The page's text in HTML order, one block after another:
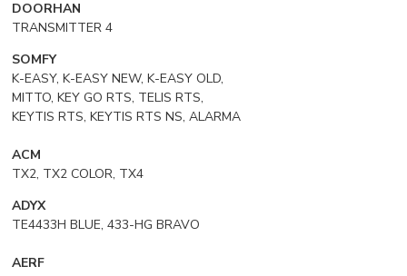
DOORHAN
TRANSMITTER 4
SOMFY
K-EASY, K-EASY NEW, K-EASY OLD,
MITTO, KEY GO RTS, TELIS RTS,
KEYTIS RTS, KEYTIS RTS NS, ALARMA
ACM
TX2, TX2 COLOR, TX4
ADYX
TE4433H BLUE, 433-HG BRAVO
AERF